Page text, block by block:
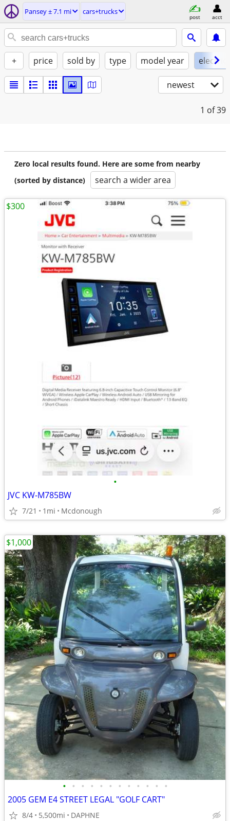
Pansey ± 7.1 mi cars+trucks
post acct
+ price sold by type model year electric
newest
1 of 39
Zero local results found. Here are some from nearby
(sorted by distance)
search a wider area
•
JVC KW-M785BW
7/21 1mi Mcdonough
$300
• • • • • • • • • • • •
2005 GEM E4 STREET LEGAL "GOLF CART"
8/4 5,500mi DAPHNE
$1,000